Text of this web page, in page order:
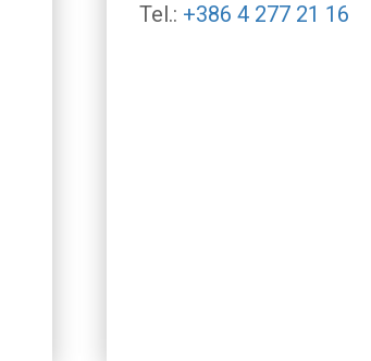
Tel.: +386 4 277 21 16